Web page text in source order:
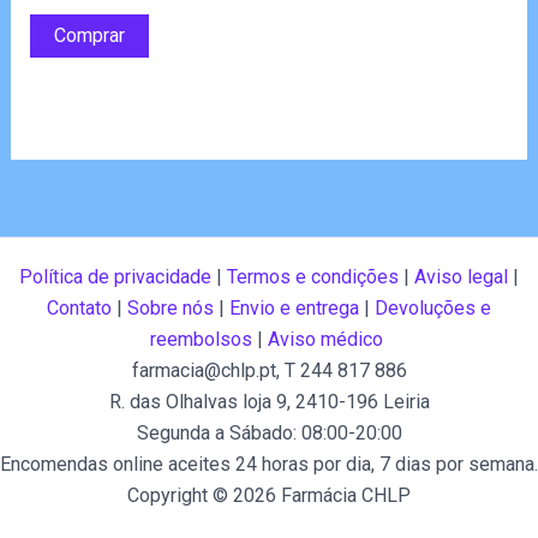
de 5
original
era:
Comprar
Política de privacidade | Termos e condições | Aviso legal |
Contato | Sobre nós | Envio e entrega | Devoluções e
reembolsos | Aviso médico
farmacia@chlp.pt, T 244 817 886
R. das Olhalvas loja 9, 2410-196 Leiria
Segunda a Sábado: 08:00-20:00
Encomendas online aceites 24 horas por dia, 7 dias por semana.
Copyright © 2026 Farmácia CHLP